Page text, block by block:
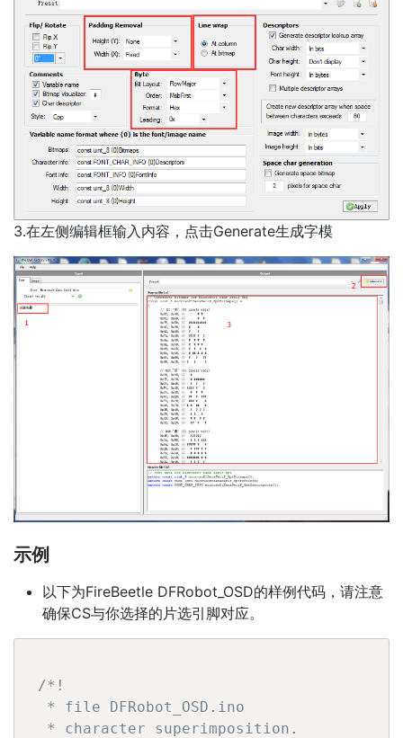
3.在左侧编辑框输入内容，点击Generate生成字模
示例
以下为FireBeetle DFRobot_OSD的样例代码，请注意
确保CS与你选择的片选引脚对应。
/*!
  * file DFRobot_OSD.ino
  * character superimposition.